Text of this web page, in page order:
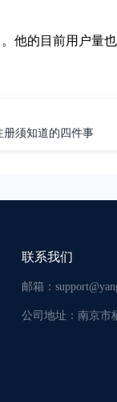
他的目前用户量
册须知道的四件事
联系我们
邮箱：
公司地址： 南京市